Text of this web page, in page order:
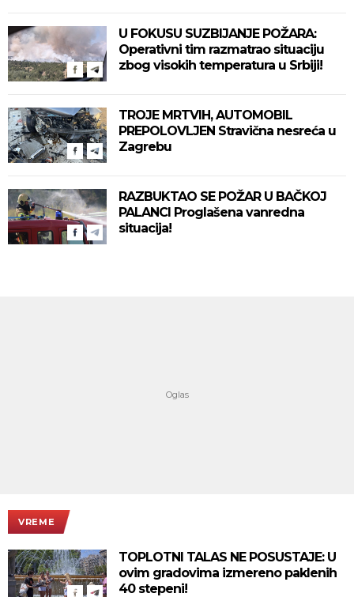
U FOKUSU SUZBIJANJE POŽARA:
Operativni tim razmatrao situaciju
zbog visokih temperatura u Srbiji!
TROJE MRTVIH, AUTOMOBIL
PREPOLOVLJEN Stravična nesreća u
Zagrebu
RAZBUKTAO SE POŽAR U BAČKOJ
PALANCI Proglašena vanredna
situacija!
VREME
TOPLOTNI TALAS NE POSUSTAJE: U
ovim gradovima izmereno paklenih
40 stepeni!